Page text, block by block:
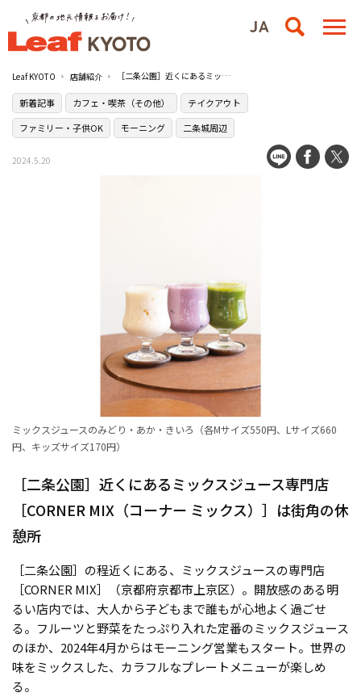
Leaf KYOTO 店舗紹介 ［二条公園］近くにあるミックスジュース専門店［CORNER MIX（コーナー ミックス）］は街角の休憩所
新着記事 カフェ・喫茶（その他）
テイクアウト
ファミリー・子供OK
モーニング 二条城周辺
2024.5.20
ミックスジュースのみどり・あか・きいろ（各Mサイズ550円、Lサイズ660
円、キッズサイズ170円）
［二条公園］近くにあるミックスジュース専門店
［CORNER MIX（コーナー ミックス）］は街角の休
憩所
［二条公園］の程近くにある、ミックスジュースの専門店
［CORNER MIX］（京都府京都市上京区）。開放感のある明
るい店内では、大人から子どもまで誰もが心地よく過ごせ
る。フルーツと野菜をたっぷり入れた定番のミックスジュース
のほか、2024年4月からはモーニング営業もスタート。世界の
味をミックスした、カラフルなプレートメニューが楽しめ
る。